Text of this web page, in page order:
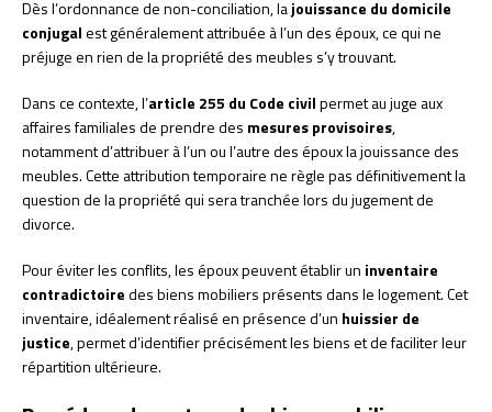
Dès l’ordonnance de non-conciliation, lajouissance du domicile
conjugalest généralement attribuée à l’un des époux, ce qui ne
préjuge en rien de la propriété des meubles s’y trouvant.
Dans ce contexte, l’article 255 du Code civilpermet au juge aux
affaires familiales de prendre des mesures provisoires,
notamment d’attribuer à l’un ou l’autre des époux la jouissance des
meubles. Cette attribution temporaire ne règle pas définitivement la
question de la propriété qui sera tranchée lors du jugement de
divorce.
Pour éviter les conflits, les époux peuvent établir un inventaire
contradictoiredes biens mobiliers présents dans le logement. Cet
inventaire, idéalement réalisé en présence d’un huissier de
justice, permet d’identifier précisément les biens et de faciliter leur
répartition ultérieure.